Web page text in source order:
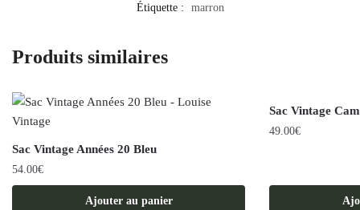
Étiquette :
marron
Produits similaires
Sac Vintage Années 20 Bleu
54.00€
Ajouter au panier
Sac Vintage
49.00€